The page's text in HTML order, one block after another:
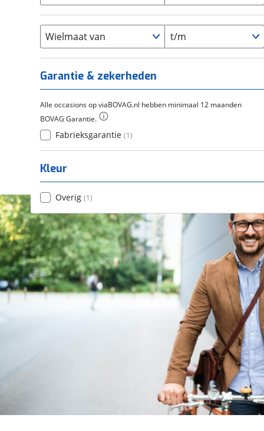
Flyer (0)
Overig ( 0)
21+
(0)
Scandium
Staal (0 )
Tica
Wielmaat van t/m
Garantie & zekerheden
Alle occasions op viaBOVAG.nl hebben minimaal 12 maanden
BOVAG Garantie.
Fabrieksgarantie (1)
Kleur
Overig (1)